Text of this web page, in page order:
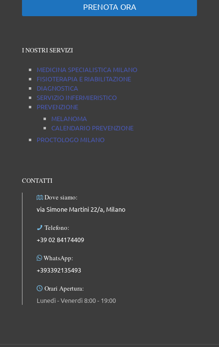
PRENOTA ORA
I NOSTRI SERVIZI
MEDICINA SPECIALISTICA MILANO
FISIOTERAPIA E RIABILITAZIONE
DIAGNOSTICA
SERVIZIO INFERMIERISTICO
PREVENZIONE
MELANOMA
CALENDARIO PREVENZIONE
PROCTOLOGO MILANO
CONTATTI
Dove siamo:
via Simone Martini 22/a, Milano
Telefono:
+39 02 84174409
WhatsApp:
+393392135493
Orari Apertura:
Lunedì - Venerdì 8:00 - 19:00